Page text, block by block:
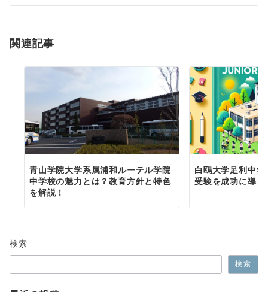
シ
ン
関連記事
青山学院大学系属浦和ルーテル学院
中学校の魅力とは？教育方針と特色
を解説！
白鴎大学足利中
受験を成功に導
検索
検索